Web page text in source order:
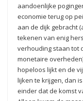
aandoenlijke
economie terug op
aan de dijk gebracht
tekenen van enig
verhouding staan tot
monetaire
hopeloos lijkt en de
lijken te krijgen, dan
einder dat de komst